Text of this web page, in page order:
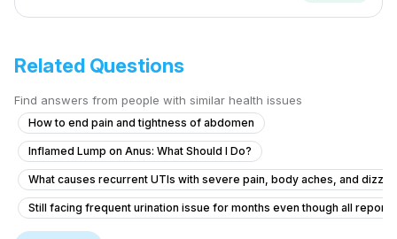
Related Questions
Find answers from people with similar health issues
How to end pain and tightness of abdomen
Inflamed Lump on Anus: What Should I Do?
What causes recurrent UTIs with severe pain, body aches, and
Still facing frequent urination issue for months even though all
Soft Bumps Around the Anus and Persistent Discomfort